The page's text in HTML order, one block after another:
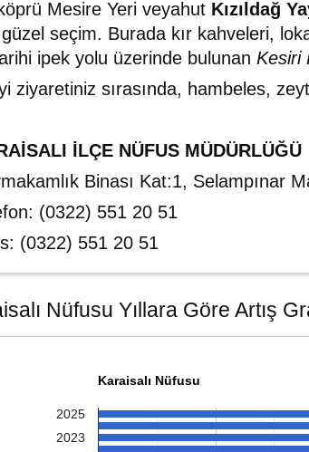
Mesire Yeri veyahut Kızıldağ
seçim. Burada kır kahveleri,
ipek yolu üzerinde bulunan Kesiri
ziyaretiniz sırasında, hambeles,
İLÇE NÜFUS MÜDÜRLÜĞÜ
Binası Kat:1, Selampınar
(0322) 551 20 51
(0322) 551 20 51
Nüfusu Yıllara Göre Artış
Karaisalı Nüfusu
2025
2023